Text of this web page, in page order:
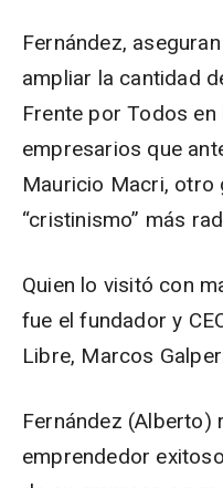
Fernández,
ampliar la cantidad
Frente por Todos en
empresarios que
Mauricio Macri, otro
“cristinismo” más
Quien lo visitó con
fue el fundador y
Libre, Marcos
Fernández (Alberto)
emprendedor